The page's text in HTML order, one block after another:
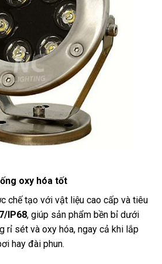
oxy hóa tốt
chế tạo với vật liệu cao cấp và tiêu
IP68, giúp sản phẩm bền bỉ dưới
rỉ sét và oxy hóa, ngay cả khi lắp
hay đài phun.